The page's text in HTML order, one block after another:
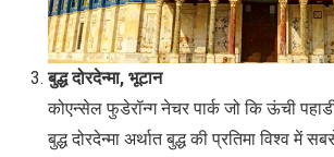
बुद्ध दोरदेन्मा, भूटान
कोएन्सेल फुडेरॉन्ग नेचर पार्क जो कि ऊंची
बुद्ध दोरदेन्मा अर्थात बुद्ध की प्रतिमा विश्व में